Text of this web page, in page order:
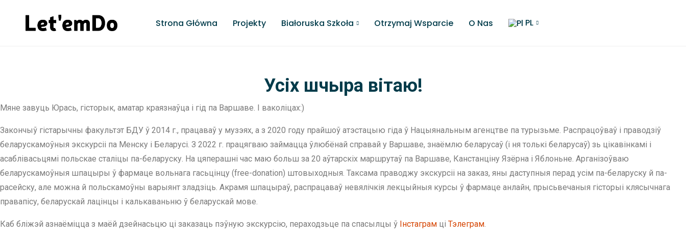
Strona Główna Projekty Białoruska Szkoła Otrzymaj Wsparcie O Nas PL
Усіх шчыра вітаю!
Мяне завуць Юрась, гісторык, аматар краязнаўца і гід па Варшаве. І ваколіцах:)
Закончыў гістарычны факультэт БДУ ў 2014 г., працаваў у музэях, а з 2020 году прайшоў атэстацыю гіда ў Нацыянальным агенцтве па турызьме. Распрацоўваў і праводзіў
беларускамоўныя экскурсіі па Менску і Беларусі. З 2022 г. працягваю займацца ўлюбёнай справай у Варшаве, знаёмлю беларусаў (і ня толькі беларусаў) зь цікавінкамі і
асаблівасьцямі польскае сталіцы па-беларуску. На цяперашні час маю больш за 20 аўтарскіх маршрутаў па Варшаве, Канстанціну Язёрна і Яблоньне. Арганізоўваю
беларускамоўныя шпацыры ў фармаце вольнага гасьцінцу (free-donation) штовыходныя. Таксама праводжу экскурсіі на заказ, яны даступныя перад усім па-беларуску й па-
расейску, але можна й польскамоўны варыянт зладзіць. Акрамя шпацыраў, распрацаваў невялічкія лекцыйныя курсы ў фармаце анлайн, прысьвечаныя гісторыі клясычнага
правапісу, беларускай лацінцы і калькаваньню ў беларускай мове.
Каб бліжэй азнаёміцца з маёй дзейнасьцю ці заказаць пэўную экскурсію, пераходзьце па спасылцы ў Інстаграм ці Тэлеграм.